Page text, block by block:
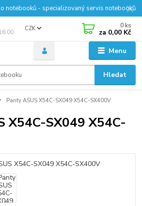
notebooků - specializovaný servis notebooků
Menu
CZK
Hledat
0 ks
za 0,00 Kč
Panty ASUS X54C-SX049 X54C-SX400V
X54C-SX049 X54C-